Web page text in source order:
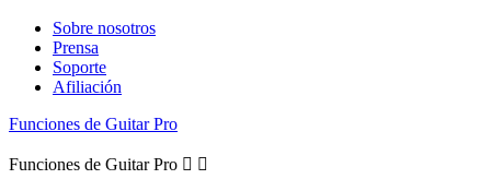
Sobre nosotros
Prensa
Soporte
Afiliación
Funciones de Guitar Pro
Funciones de Guitar Pro  